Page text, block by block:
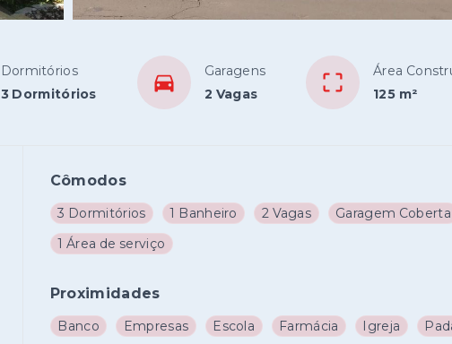
Dormitórios
3 Dormitórios
Garagens
2 Vagas
Área
125 m²
Cômodos
3 Dormitórios 1 Banheiro 2 Vagas Garagem Coberta
1 Área de serviço
Proximidades
Banco Empresas Escola Farmácia Igreja